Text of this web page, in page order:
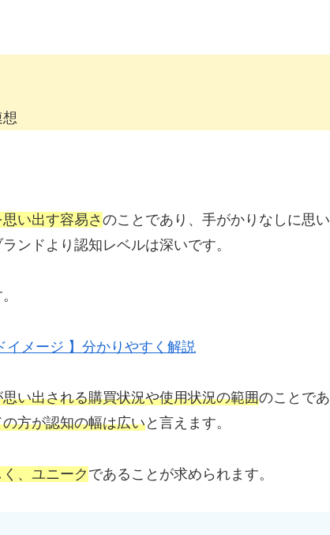
い出す容易さ のことであり、手がかりなしに思い
ンドより認知レベルは深いです。
メージ 】分かりやすく解説
い出される購買状況や使用状況の範囲のことであ
方が認知の幅は広いと言えます。
、ユニーク であることが求められます。